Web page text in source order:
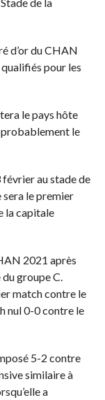
d’or du CHAN
pour les
le pays hôte
probablement le
au stade de
sera le premier
la capitale
2021 après
groupe C.
match contre le
nul 0-0 contre le
5-2 contre
similaire à
a